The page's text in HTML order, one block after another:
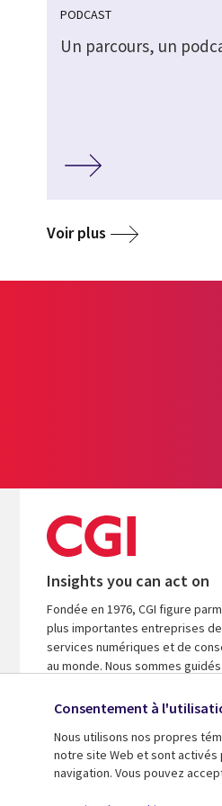
PODCAST
Un parcours, un
Voir plus
Insights you can act on
Fondée en 1976, CGI figure
plus importantes entreprises de
services numériques et de
au monde. Nous sommes
d’accélérer le rendement de
A propos de CGI
Consentement à
Nous utilisons nos propres
notre site Web et sont activés
navigation. Vous pouvez